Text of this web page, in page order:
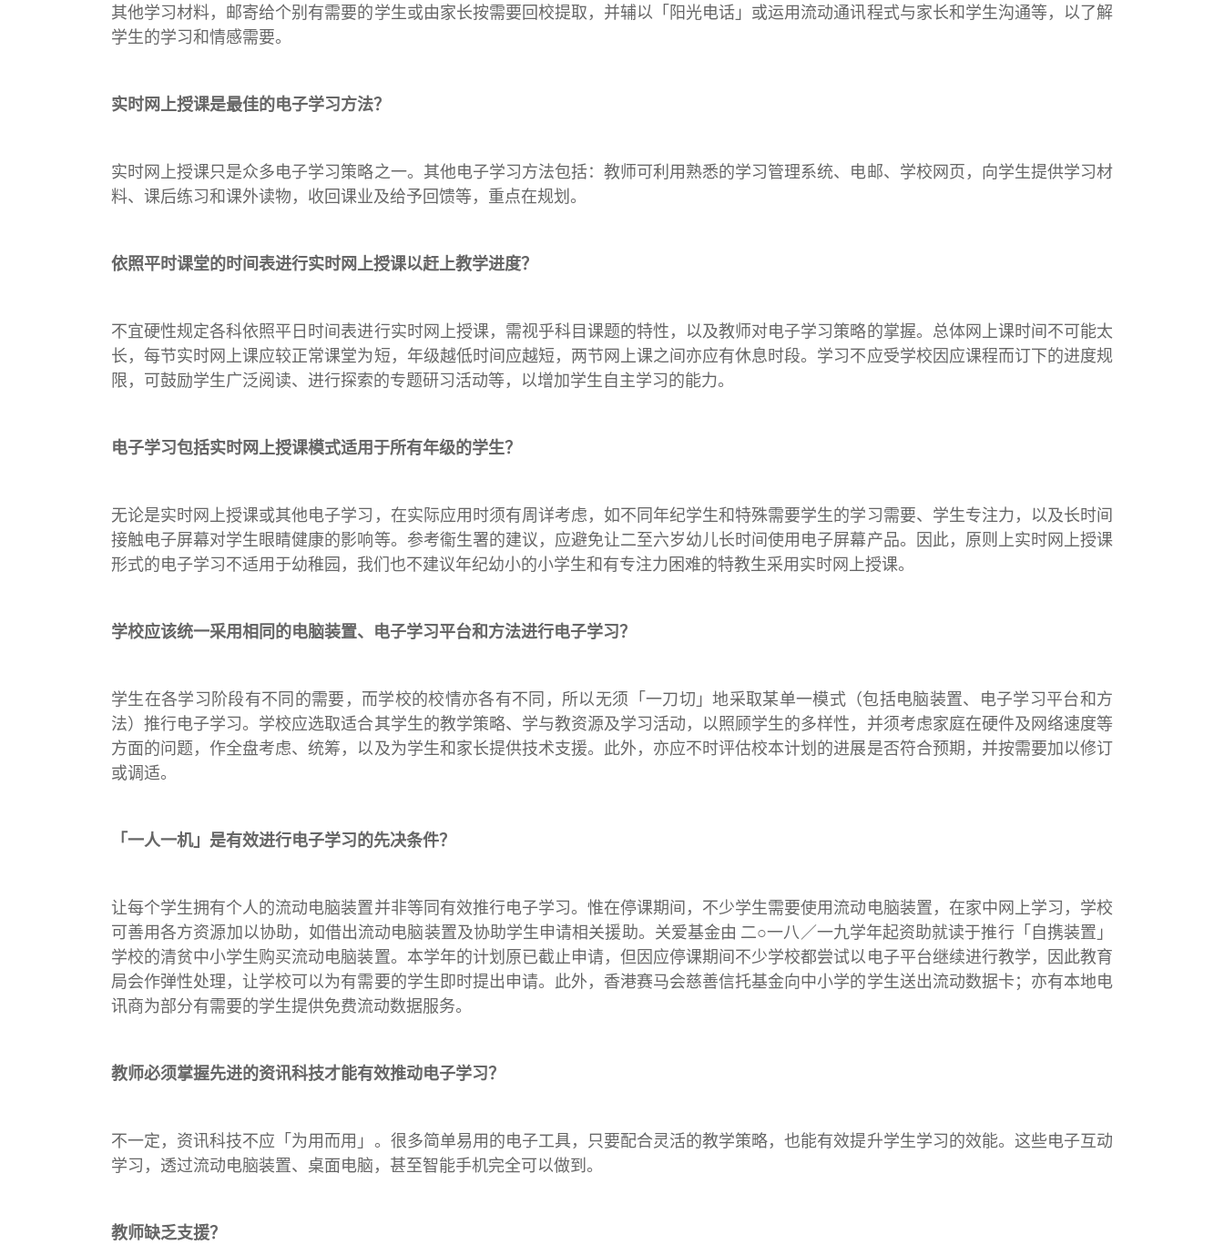
其他学习材料，邮寄给个别有需要的学生或由家长按需要回校提取，并辅以「阳光电话」或运用流动通讯程式与家长和学生沟通等，以了解
学生的学习和情感需要。
实时网上授课是最佳的电子学习方法？
实时网上授课只是众多电子学习策略之一。其他电子学习方法包括：教师可利用熟悉的学习管理系统、电邮、学校网页，向学生提供学习材
料、课后练习和课外读物，收回课业及给予回馈等，重点在规划。
依照平时课堂的时间表进行实时网上授课以赶上教学进度？
不宜硬性规定各科依照平日时间表进行实时网上授课，需视乎科目课题的特性，以及教师对电子学习策略的掌握。总体网上课时间不可能太
长，每节实时网上课应较正常课堂为短，年级越低时间应越短，两节网上课之间亦应有休息时段。学习不应受学校因应课程而订下的进度规
限，可鼓励学生广泛阅读、进行探索的专题研习活动等，以增加学生自主学习的能力。
电子学习包括实时网上授课模式适用于所有年级的学生？
无论是实时网上授课或其他电子学习，在实际应用时须有周详考虑，如不同年纪学生和特殊需要学生的学习需要、学生专注力，以及长时间
接触电子屏幕对学生眼睛健康的影响等。参考衞生署的建议，应避免让二至六岁幼儿长时间使用电子屏幕产品。因此，原则上实时网上授课
形式的电子学习不适用于幼稚园，我们也不建议年纪幼小的小学生和有专注力困难的特教生采用实时网上授课。
学校应该统一采用相同的电脑装置、电子学习平台和方法进行电子学习？
学生在各学习阶段有不同的需要，而学校的校情亦各有不同，所以无须「一刀切」地采取某单一模式（包括电脑装置、电子学习平台和方
法）推行电子学习。学校应选取适合其学生的教学策略、学与教资源及学习活动，以照顾学生的多样性，并须考虑家庭在硬件及网络速度等
方面的问题，作全盘考虑、统筹，以及为学生和家长提供技术支援。此外，亦应不时评估校本计划的进展是否符合预期，并按需要加以修订
或调适。
「一人一机」是有效进行电子学习的先决条件？
让每个学生拥有个人的流动电脑装置并非等同有效推行电子学习。惟在停课期间，不少学生需要使用流动电脑装置，在家中网上学习，学校
可善用各方资源加以协助，如借出流动电脑装置及协助学生申请相关援助。关爱基金由 二○一八／一九学年起资助就读于推行「自携装置」
学校的清贫中小学生购买流动电脑装置。本学年的计划原已截止申请，但因应停课期间不少学校都尝试以电子平台继续进行教学，因此教育
局会作弹性处理，让学校可以为有需要的学生即时提出申请。此外，香港赛马会慈善信托基金向中小学的学生送出流动数据卡；亦有本地电
讯商为部分有需要的学生提供免费流动数据服务。
教师必须掌握先进的资讯科技才能有效推动电子学习？
不一定，资讯科技不应「为用而用」。很多简单易用的电子工具，只要配合灵活的教学策略，也能有效提升学生学习的效能。这些电子互动
学习，透过流动电脑装置、桌面电脑，甚至智能手机完全可以做到。
教师缺乏支援？